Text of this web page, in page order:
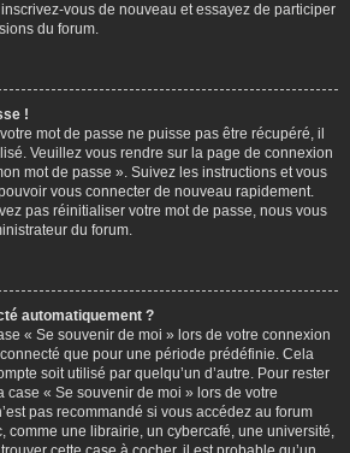
vous de nouveau et essayez de participer
du forum.
!
mot de passe ne puisse pas être récupéré, il
Veuillez vous rendre sur la page de connexion
mot de passe ». Suivez les instructions et vous
vous connecter de nouveau rapidement.
pas réinitialiser votre mot de passe, nous vous
du forum.
automatiquement ?
« Se souvenir de moi » lors de votre connexion
que pour une période prédéfinie. Cela
soit utilisé par quelqu’un d’autre. Pour rester
case « Se souvenir de moi » lors de votre
pas recommandé si vous accédez au forum
comme une librairie, un cybercafé, une université,